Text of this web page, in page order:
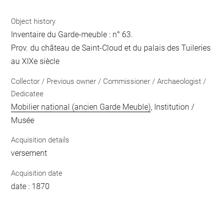
Object history
Inventaire du Garde-meuble : n° 63.
Prov. du château de Saint-Cloud et du palais des Tuileries
au XIXe siècle
Collector / Previous owner / Commissioner / Archaeologist /
Dedicatee
Mobilier national (ancien Garde Meuble), Institution /
Musée
Acquisition details
versement
Acquisition date
date : 1870